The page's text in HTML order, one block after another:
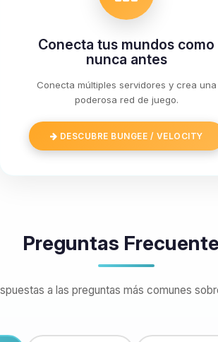
Conecta tus mundos como
nunca antes
Conecta múltiples servidores y crea una
poderosa red de juego.
DESCUBRE BUNGEE / VELOCITY
Preguntas
a las preguntas más comunes